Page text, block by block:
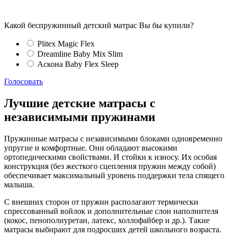
Какой беспружинный детский матрас Вы бы купили?
Plitex Magic Flex
Dreamline Baby Mix Slim
Аскона Baby Flex Sleep
Голосовать
Лучшие детские матрасы с
независимыми пружинами
Пружинные матрасы с независимыми блоками одновременно
упругие и комфортные. Они обладают высокими
ортопедическими свойствами. И стойки к износу. Их особая
конструкция (без жесткого сцепления пружин между собой)
обеспечивает максимальный уровень поддержки тела спящего
малыша.
С внешних сторон от пружин располагают термически
спрессованный войлок и дополнительные слои наполнителя
(кокос, пенополиуретан, латекс, холлофайбер и др.). Такие
матрасы выбирают для подросших детей школьного возраста.